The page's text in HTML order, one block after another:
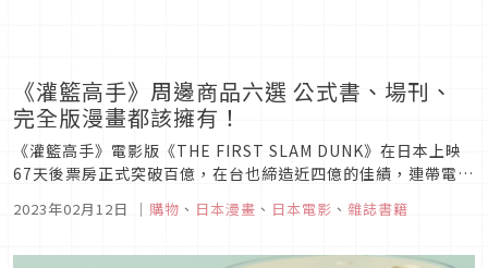
《灌籃高手》周邊商品六選 公式書、場刊、
完全版漫畫都該擁有！
《灌籃高手》電影版《THE FIRST SLAM DUNK》在日本上映
67天後票房正式突破百億，在台也締造近四億的佳績，連帶電影
本篇要來為大家介紹《灌籃高手》必買周邊商品六選，電影版公
2023年02月12日 ｜ 購物 、 日本漫畫 、 日本電影 、 雜誌書籍